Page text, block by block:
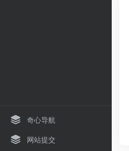
奇心导航
网站提交